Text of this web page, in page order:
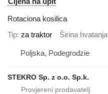
Rotaciona kosilica
Tip za traktor Širina hvatanja
Poljska, Podegrodzie
STEKRO Sp. z o.o. Sp.k.